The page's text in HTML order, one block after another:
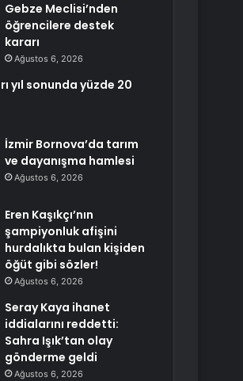
Gebze Meclisi’nden
öğrencilere destek
kararı
Ağustos 6, 2026
yıl sonunda yüzde 20
İzmir Bornova’da tarım
ve dayanışma hamlesi
Ağustos 6, 2026
Eren Kaşıkçı’nın
şampiyonluk afişini
hurdalıkta bulan kişiden
öğüt gibi sözler!
Ağustos 6, 2026
Seray Kaya ihanet
iddialarını reddetti:
Sahra Işık’tan olay
gönderme geldi
Ağustos 6, 2026